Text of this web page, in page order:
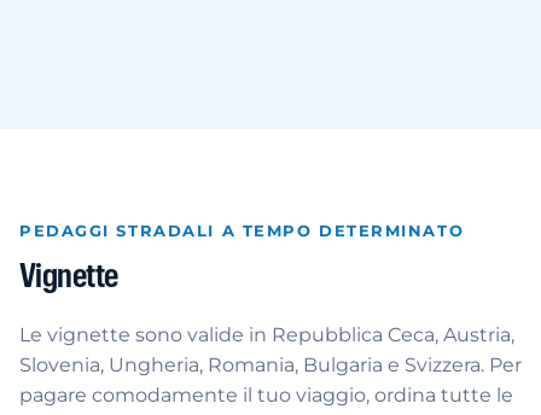
PEDAGGI STRADALI A TEMPO DETERMINATO
Vignette
Le vignette sono valide in Repubblica Ceca, Austria,
Slovenia, Ungheria, Romania, Bulgaria e Svizzera. Per
pagare comodamente il tuo viaggio, ordina tutte le